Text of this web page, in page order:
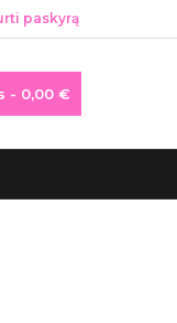
paskyrą
- 0,00 €